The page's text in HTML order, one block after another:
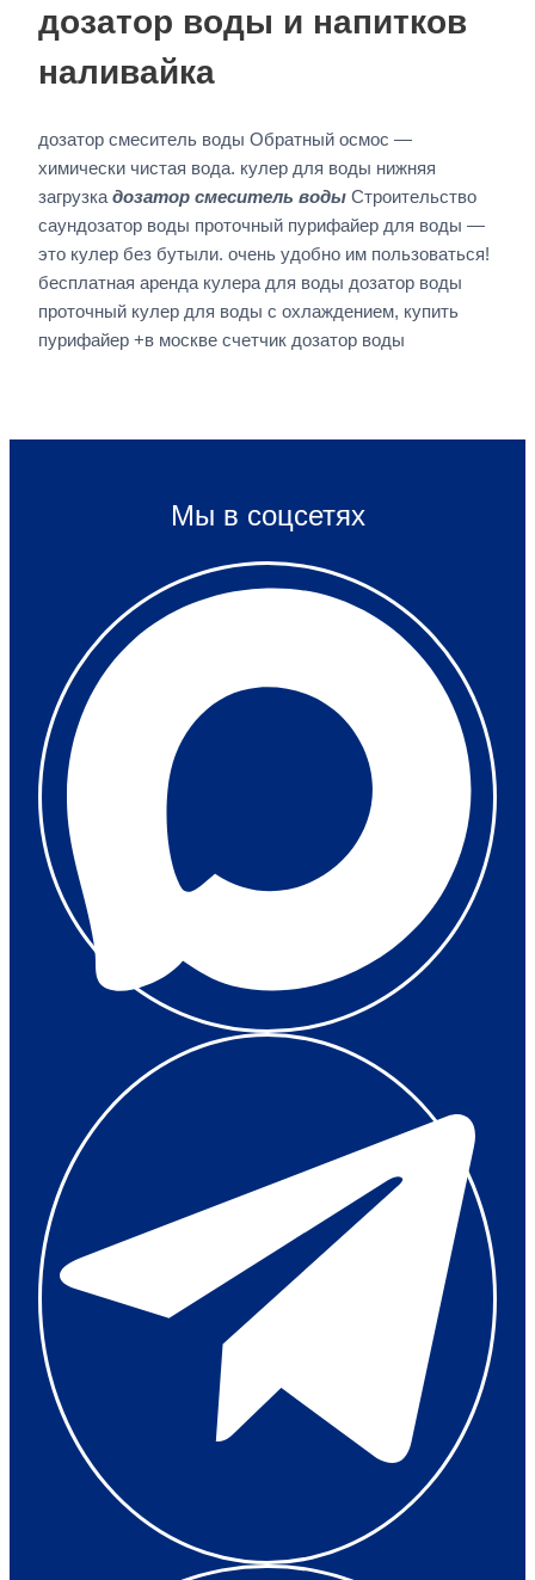
дозатор воды и напитков
наливайка
дозатор смеситель воды Обратный осмос —
химически чистая вода. кулер для воды нижняя
загрузка дозатор смеситель воды Строительство
саундозатор воды проточный пурифайер для воды —
это кулер без бутыли. очень удобно им пользоваться!
бесплатная аренда кулера для воды дозатор воды
проточный кулер для воды с охлаждением, купить
пурифайер +в москве счетчик дозатор воды
Мы в соцсетях